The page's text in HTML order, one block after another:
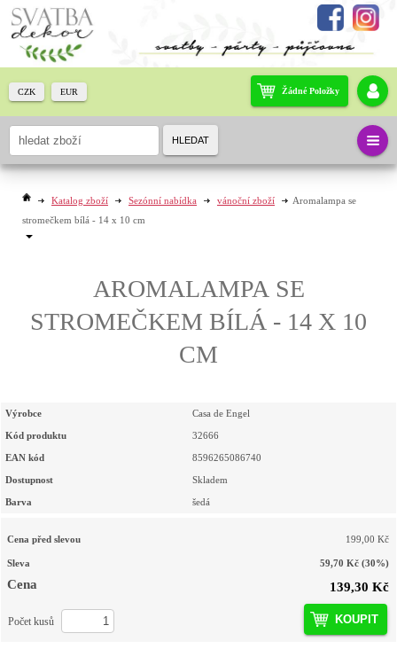
Katalog zboží Sezónní nabídka vánoční zboží
Aromalampa se
stromečkem bílá - 14 x 10 cm
AROMALAMPA SE
STROMEČKEM BÍLÁ - 14 X 10
CM
Výrobce Casa de Engel
Kód produktu 32666
EAN kód 8596265086740
Dostupnost Skladem
Barva šedá
Cena před slevou 199,00 Kč
Sleva 59,70 Kč (30%)
Cena 139,30 Kč
KOUPIT
Počet kusů
Žádné Položky
CZK EUR
HLEDAT